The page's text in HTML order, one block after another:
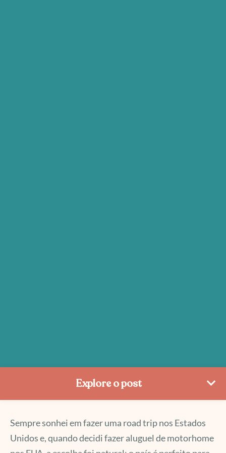
Explore o post
Sempre sonhei em fazer uma road trip nos Estados
Unidos e, quando decidi fazer aluguel de motorhome